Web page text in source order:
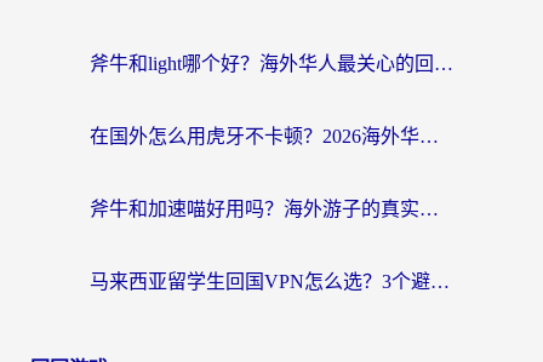
斧牛和light哪个好？海外华人最关心的回国加速器选择难题，一篇讲透
在国外怎么用虎牙不卡顿？2026海外华人亲测有效的回国加速器选择指南
斧牛和加速喵好用吗？海外游子的真实选择困境
马来西亚留学生回国VPN怎么选？3个避坑点+1款实测好用的加速器推荐